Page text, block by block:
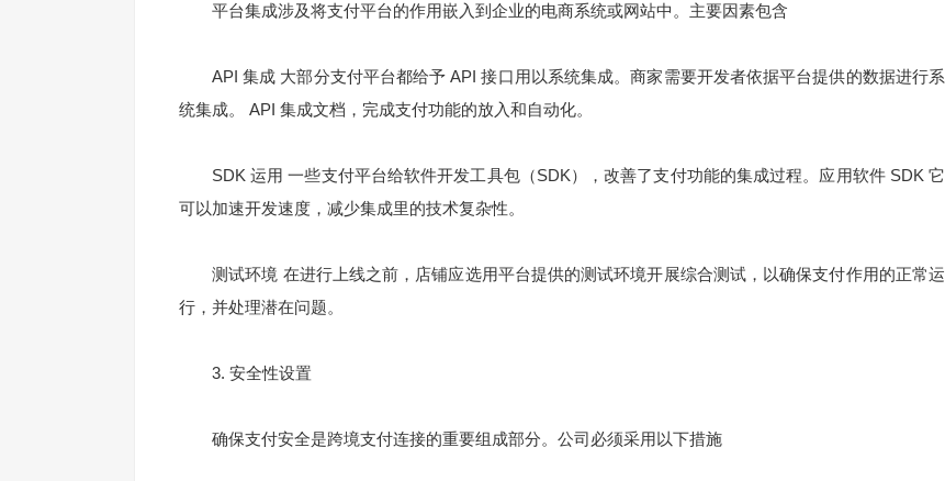
平台集成涉及将支付平台的作用嵌入到企业的电商系统或网站中。主要因素包含
API 集成 大部分支付平台都给予 API 接口用以系统集成。商家需要开发者依据平台提供的数据进行系
统集成。 API 集成文档，完成支付功能的放入和自动化。
SDK 运用 一些支付平台给软件开发工具包（SDK），改善了支付功能的集成过程。应用软件 SDK 它
可以加速开发速度，减少集成里的技术复杂性。
测试环境 在进行上线之前，店铺应选用平台提供的测试环境开展综合测试，以确保支付作用的正常运
行，并处理潜在问题。
3. 安全性设置
确保支付安全是跨境支付连接的重要组成部分。公司必须采用以下措施